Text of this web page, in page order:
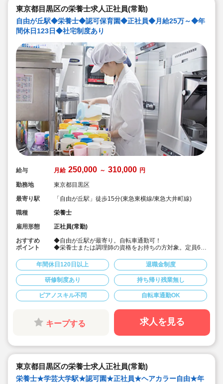
東京都目黒区の栄養士求人正社員(常勤)
自由が丘駅◆栄養士◆認可保育園◆正社員◆月給25万～◆年
間休日123日◆社宅制度あり
給与 月給 250,000 ～ 310,000 円
勤務地
東京都目黒区
最寄り駅
「自由が丘駅」徒歩15分(東急東横線/東急大井町線)
職種
栄養士
雇用形態
正社員(常勤)
おすすめ
ポイント
◆自由が丘駅が最寄り。自転車通勤可！
◆栄養士または調理師の資格をお持ちの方対象。定員60
◆月給25万～/別途経験手当あり☆
◆年間休日123日。有給は入社時に3日+半年後に10日付
与！特別休暇も年5日でプライベート充実☆
◆借り上げ社宅制度あり！(敷金礼金なし)
◆介護休暇・産前産後休暇・育児休暇の取得率100％！
復帰率も83％♪
◆「食」の面から子ども達を支える、やりがいのあるお
年間休日120日以上 退職金制度
研修制度あり 持ち帰り残業無し
ピアノスキル不問 自転車通勤OK
キープする 求人を見る
東京都目黒区の栄養士求人正社員(常勤)
栄養士★学芸大学駅★認可園★正社員★ヘアカラー自由★年